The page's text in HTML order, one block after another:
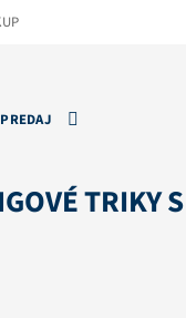
TRIKY S